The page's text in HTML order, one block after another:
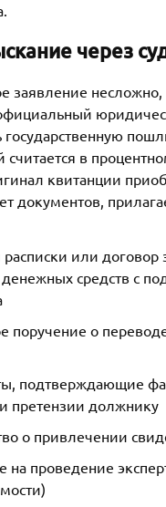
через
заявление несложно,
государственную
считается в
квитанции
документов,
или договор
средств с
поручение о
подтверждающие
претензии должнику
о привлечении
на проведение